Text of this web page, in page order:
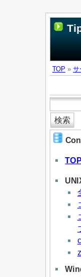
TOP »サ
TOP